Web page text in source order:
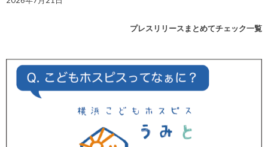
プレスリリースまとめてチェック一覧